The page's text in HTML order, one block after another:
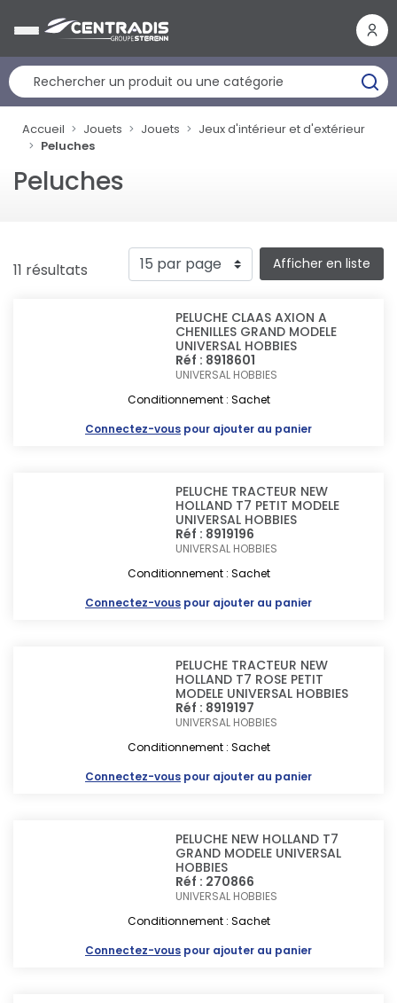
Accueil Jouets Jouets
Jeux d'intérieur et d'extérieur
Peluches
Peluches
11 résultats Afficher en liste
PELUCHE CLAAS AXION A
CHENILLES GRAND MODELE
UNIVERSAL HOBBIES
Réf : 8918601
UNIVERSAL HOBBIES
Conditionnement : Sachet
Connectez-vous pour ajouter au panier
PELUCHE TRACTEUR NEW
HOLLAND T7 PETIT MODELE
UNIVERSAL HOBBIES
Réf : 8919196
UNIVERSAL HOBBIES
Conditionnement : Sachet
Connectez-vous pour ajouter au panier
PELUCHE TRACTEUR NEW
HOLLAND T7 ROSE PETIT
MODELE UNIVERSAL HOBBIES
Réf : 8919197
UNIVERSAL HOBBIES
Conditionnement : Sachet
Connectez-vous pour ajouter au panier
PELUCHE NEW HOLLAND T7
GRAND MODELE UNIVERSAL
HOBBIES
Réf : 270866
UNIVERSAL HOBBIES
Conditionnement : Sachet
Connectez-vous pour ajouter au panier